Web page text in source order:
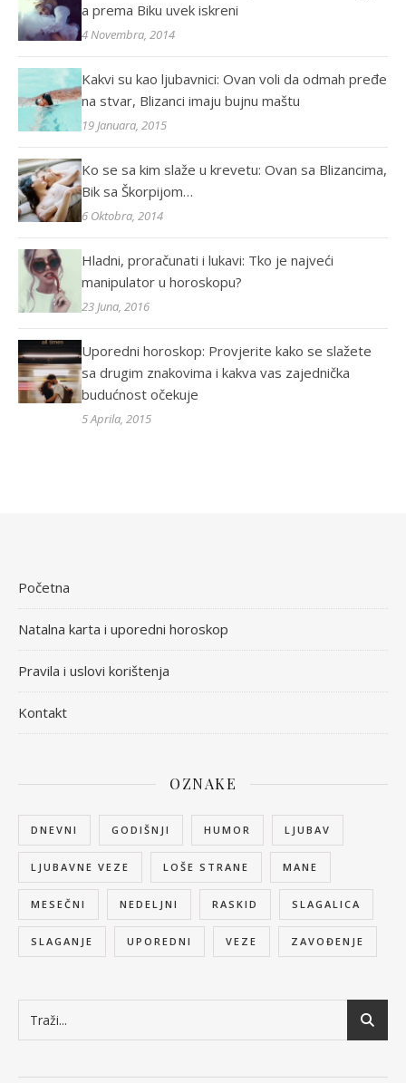
a prema Biku uvek iskreni
4 Novembra, 2014
Kakvi su kao ljubavnici: Ovan voli da odmah pređe
na stvar, Blizanci imaju bujnu maštu
19 Januara, 2015
Ko se sa kim slaže u krevetu: Ovan sa Blizancima,
Bik sa Škorpijom…
6 Oktobra, 2014
Hladni, proračunati i lukavi: Tko je najveći
manipulator u horoskopu?
23 Juna, 2016
Uporedni horoskop: Provjerite kako se slažete
sa drugim znakovima i kakva vas zajednička
budućnost očekuje
5 Aprila, 2015
Početna
Natalna karta i uporedni horoskop
Pravila i uslovi korištenja
Kontakt
OZNAKE
DNEVNI GODIŠNJI HUMOR LJUBAV
LJUBAVNE VEZE LOŠE STRANE MANE
MESEČNI NEDELJNI RASKID SLAGALICA
SLAGANJE UPOREDNI VEZE ZAVOĐENJE